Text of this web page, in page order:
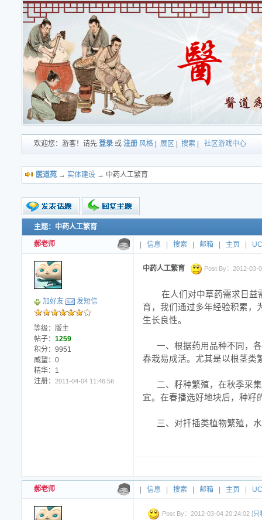
欢迎您：游客！请先 登录 或 注册 风格 展区 搜索 社区游戏中心
医道苑 → 实体建设 → 中药人工繁育
新的主题
投票帖
交易帖
小字报
主题：中药人工繁育
郝老师 信息 搜索 邮箱 主页 UC
加好友 发短信
等级：版主
帖子： 1259
积分：9951
威望：0
精华：1
注册： 2011-04-04 11:46:56
中药人工繁育 Post By：2012-03-
在人们对中草药需求日益
育，我们通过多年经验积累，
生长良性。
一、根据药用品种不同，
春栽易成活。尤其是以根茎类
二、籽种繁殖，在秋季采
宜。在春播选好地块后，种籽
三、对扦插类植物繁殖，
郝老师 信息 搜索 邮箱 主页 UC
Post By：2012-03-04 20:24:02 [只